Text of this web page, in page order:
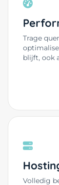
Trage
blijft, ook
Volledig